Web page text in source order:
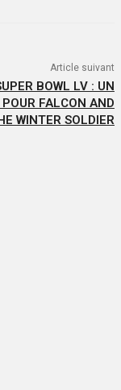
Article suivant
BOWL LV : UN
FALCON AND
WINTER SOLDIER